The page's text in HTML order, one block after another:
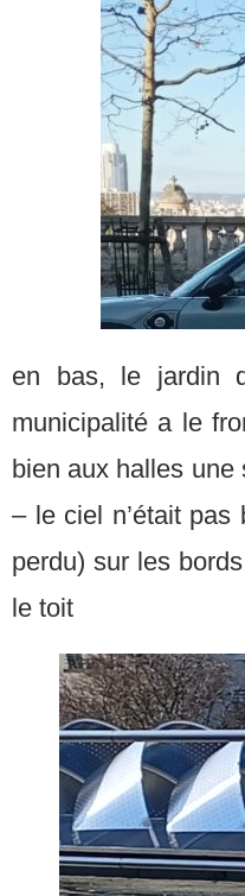
en bas, le jardin
municipalité a le
bien aux halles une
– le ciel n’était
perdu) sur les
le toit